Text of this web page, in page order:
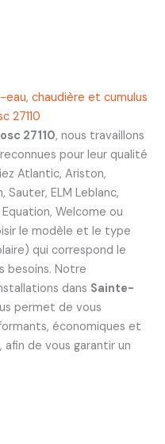
chaudière et cumulus
27110
27110, nous travaillons
pour leur qualité
Atlantic, Ariston,
Sauter, ELM Leblanc,
Welcome ou
le modèle et le type
qui correspond le
besoins. Notre
dans Sainte-
permet de vous
économiques et
de vous garantir un